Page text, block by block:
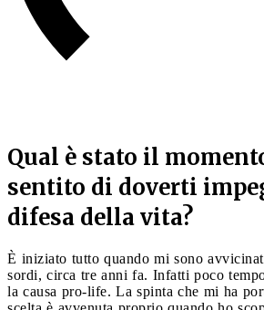
Qual è stato il
sentito di doverti
difesa della vita?
È iniziato tutto quando mi sono
sordi, circa tre anni fa. Infatti poco
la causa pro-life. La spinta che mi ha